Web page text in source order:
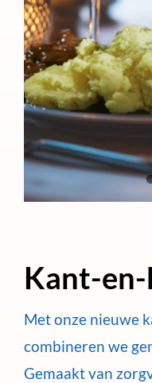
Kant-
Met onze nieuwe
combineren we
Gemaakt van